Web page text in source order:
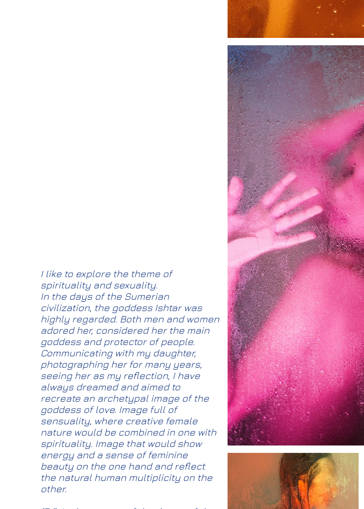
I like to explore the theme of
spirituality and sexuality.
In the days of the Sumerian
civilization, the goddess Ishtar was
highly regarded. Both men and women
adored her, considered her the main
goddess and protector of people.
Communicating with my daughter,
photographing her for many years,
seeing her as my reflection, I have
always dreamed and aimed to
recreate an archetypal image of the
goddess of love. Image full of
sensuality, where creative female
nature would be combined in one with
spirituality. Image that would show
energy and a sense of feminine
beauty on the one hand and reflect
the natural human multiplicity on the
other.